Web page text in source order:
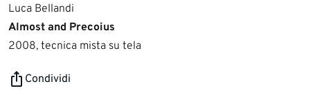
Luca Bellandi
Almost and Precoius
2008, tecnica mista su tela
Condividi